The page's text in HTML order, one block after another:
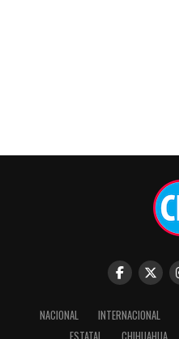
NACIONAL INTERNACIONAL